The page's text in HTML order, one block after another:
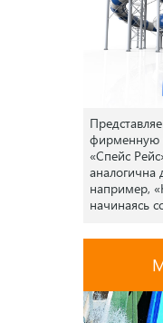
фирменную
«Спейс
например,
начинаясь
райдеров
скорость
толкает их